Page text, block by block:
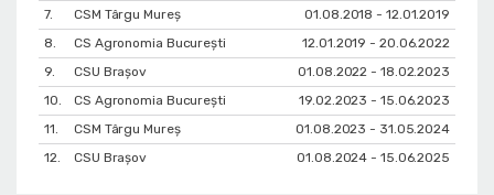
7.
CSM Târgu Mureș
01.08.2018 - 12.01.2019
8.
CS Agronomia București
12.01.2019 - 20.06.2022
9.
CSU Braşov
01.08.2022 - 18.02.2023
10.
CS Agronomia București
19.02.2023 - 15.06.2023
11.
CSM Târgu Mureș
01.08.2023 - 31.05.2024
12.
CSU Braşov 01.08.2024 - 15.06.2025